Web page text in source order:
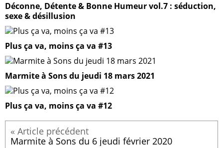
Déconne, Détente & Bonne Humeur vol.7 : séduction,
sexe & désillusion
Plus ça va, moins ça va #13
Marmite à Sons du jeudi 18 mars 2021
Plus ça va, moins ça va #12
Marmite à Sons du 6 jeudi février 2020